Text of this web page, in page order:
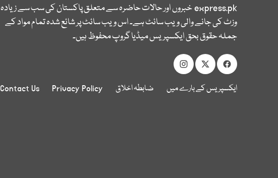
express.pkخبروں اور حالات حاضرہ سے متعلق پاکستان کی سب سے زیادہ
وزٹ کی جانے والی ویب سائٹ ہے۔ اس ویب سائٹ پر شائع شدہ تمام مواد کے
جملہ حقوق بحق ایکسپریس میڈیا گروپ محفوظ ہیں۔
ایکسپریس کے بارے میں ضابطہ اخلاق Privacy Policy
Contact Us